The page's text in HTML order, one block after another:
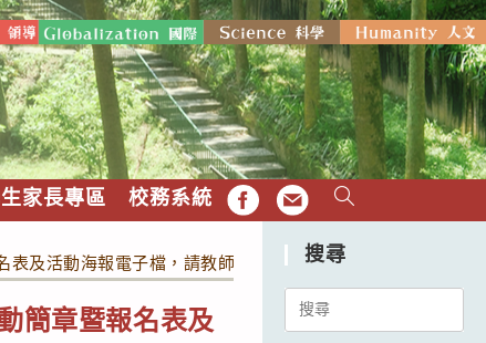
家長專區 校務系統 FB EMAIL
及活動海報電子檔，請教師踴躍投稿報名。
簡章暨報名表及
搜尋
Search